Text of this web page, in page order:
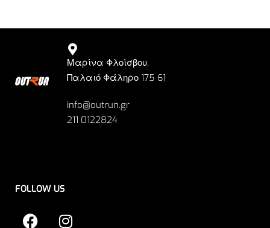
Μαρίνα Φλοίσβου,
Παλαιό Φάληρο 175 61
info@outrun.gr
211 0122824
FOLLOW US